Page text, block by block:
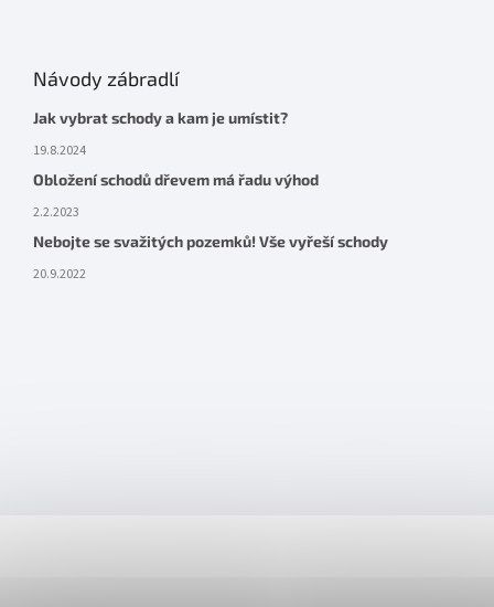
Návody zábradlí
Jak vybrat schody a kam je umístit?
19.8.2024
Obložení schodů dřevem má řadu výhod
2.2.2023
Nebojte se svažitých pozemků! Vše vyřeší schody
20.9.2022